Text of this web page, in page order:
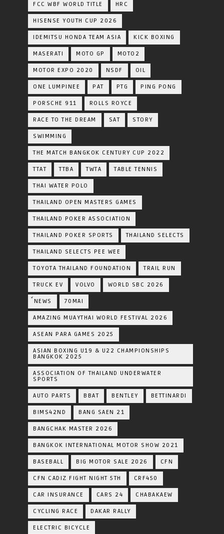
FCC WBF WORLD TITLE HRC
HISENSE YOUTH CUP 2026
IDEMITSU HONDA TEAM ASIA KICK BOXING
MASERATI MOTO GP MOTO2
MOTOR EXPO 2020 NSDF OIL
ONE LUMPINEE PAT PTG PING PONG
PORSCHE 911 ROLLS ROYCE
RACE TO THE DREAM SAT STORY
SWIMMING
THE MATCH BANGKOK CENTURY CUP 2022
TTAT TTBA TWTA TABLE TENNIS
THAI WATER POLO
THAILAND OPEN MASTERS GAMES
THAILAND POKER ASSOCIATION
THAILAND POKER SPORTS THAILAND SELECTS
THAILAND SELECTS PEE WEE
TOYOTA​ THAILAND​ FOUNDATION TRAIL RUN
TRUCK EV VOLVO WORLD SBC 2026
์NEWS 70MAI
AMAZING MUAYTHAI WORLD FESTIVAL 2026
ASEAN PARA GAMES 2025
ASIAN BOXING U19 & U22 CHAMPIONSHIPS
BANGKOK 2025
ASSOCIATION OF THAILAND UNDERWATER
SPORTS
AUTO PARTS BBAT BENTLEY BETTINARDI
BIMS42ND BANG SAEN 21
BANGCHAK MASTER 2026
BANGKOK INTERNATIONAL MOTOR SHOW 2021
BASEBALL BIG MOTOR SALE 2026 CFN
CFN CADIZ FIGHT NIGHT 5TH CRF450
CAR INSURANCE CARS 24 CHABAKAEW
CYCLING RACE DAKAR RALLY
ELECTRIC BICYCLE